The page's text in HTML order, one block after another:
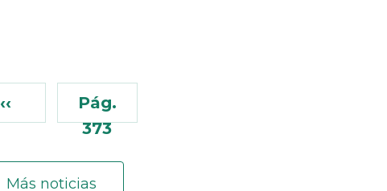
‹‹
Pág.
373
Más noticias